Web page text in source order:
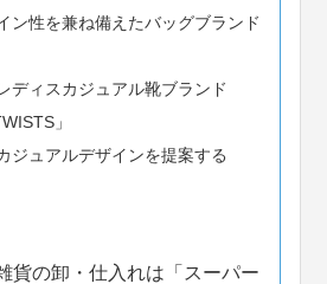
ン性を兼ね備えたバッグブランド
ディスカジュアル靴ブランド
」
ジュアルデザインを提案する
貨の卸・仕入れは「スーパー